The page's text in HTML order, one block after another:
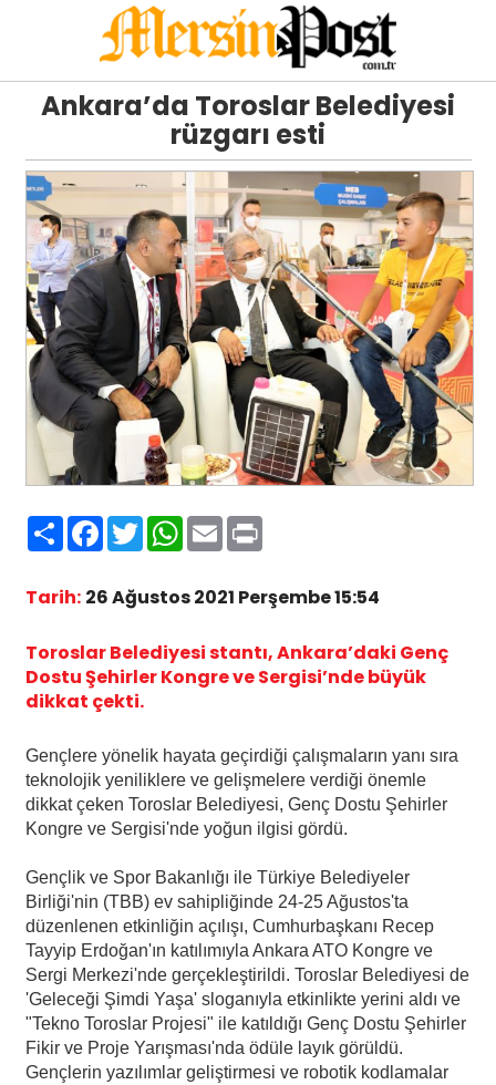
Ankara’da Toroslar Belediyesi
rüzgarı esti
PaylaşFacebook
TwitterWhatsApp
EmailPrint
Tarih: 26 Ağustos 2021 Perşembe 15:54
Toroslar Belediyesi stantı, Ankara’daki Genç
Dostu Şehirler Kongre ve Sergisi’nde büyük
dikkat çekti.
Gençlere yönelik hayata geçirdiği çalışmaların yanı sıra
teknolojik yeniliklere ve gelişmelere verdiği önemle
dikkat çeken Toroslar Belediyesi, Genç Dostu Şehirler
Kongre ve Sergisi'nde yoğun ilgisi gördü.
Gençlik ve Spor Bakanlığı ile Türkiye Belediyeler
Birliği'nin (TBB) ev sahipliğinde 24-25 Ağustos'ta
düzenlenen etkinliğin açılışı, Cumhurbaşkanı Recep
Tayyip Erdoğan'ın katılımıyla Ankara ATO Kongre ve
Sergi Merkezi'nde gerçekleştirildi. Toroslar Belediyesi de
'Geleceği Şimdi Yaşa' sloganıyla etkinlikte yerini aldı ve
"Tekno Toroslar Projesi" ile katıldığı Genç Dostu Şehirler
Fikir ve Proje Yarışması'nda ödüle layık görüldü.
Gençlerin yazılımlar geliştirmesi ve robotik kodlamalar